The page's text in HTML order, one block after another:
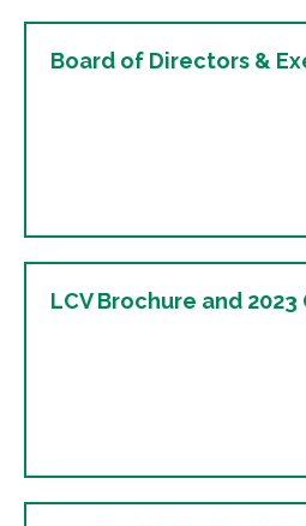
Board of Directors &
LCV Brochure and 2023